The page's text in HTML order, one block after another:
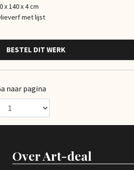
x 140 x 4 cm
met lijst
BESTEL DIT WERK
naar pagina
Over Art-deal